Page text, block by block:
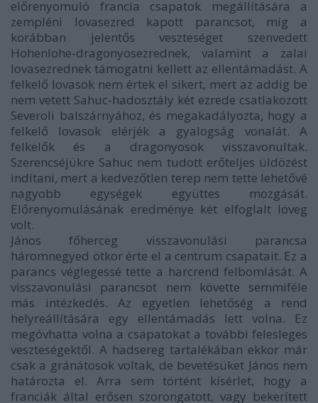
előrenyomuló francia csapatok megállítására a
zempléni lovasezred kapott parancsot, míg a
korábban jelentős veszteséget szenvedett
Hohenlohe-dragonyosezrednek, valamint a zalai
lovasezrednek támogatni kellett az ellentámadást. A
felkelő lovasok nem értek el sikert, mert az addig be
nem vetett Sahuc-hadosztály két ezrede csatlakozott
Severoli balszárnyához, és megakadályozta, hogy a
felkelő lovasok elérjék a gyalogság vonalát. A
felkelők és a dragonyosok visszavonultak.
Szerencséjükre Sahuc nem tudott erőteljes üldözést
indítani, mert a kedvezőtlen terep nem tette lehetővé
nagyobb egységek együttes mozgását.
Előrenyomulásának eredménye két elfoglalt löveg
volt.
János főherceg visszavonulási parancsa
háromnegyed ötkor érte el a centrum csapatait. Ez a
parancs véglegessé tette a harcrend felbomlását. A
visszavonulási parancsot nem követte semmiféle
más intézkedés. Az egyetlen lehetőség a rend
helyreállítására egy ellentámadás lett volna. Ez
megóvhatta volna a csapatokat a további felesleges
veszteségektől. A hadsereg tartalékában ekkor már
csak a gránátosok voltak, de bevetésüket János nem
határozta el. Arra sem történt kísérlet, hogy a
franciák által erősen szorongatott, vagy bekerített